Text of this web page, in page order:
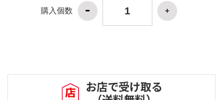
購入個数
お店で受け取る